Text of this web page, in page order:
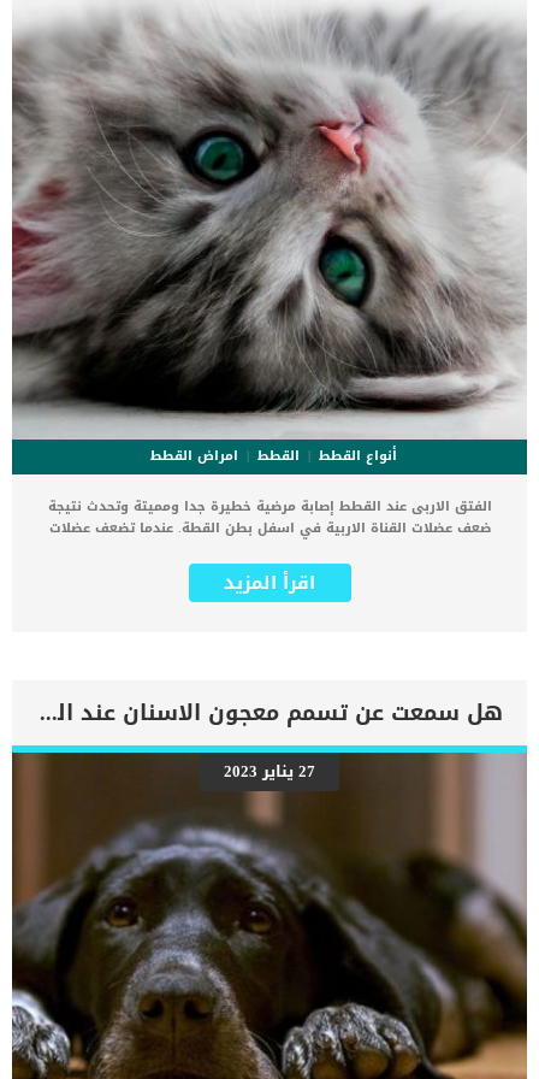
كل حال يجب استشارة الأطباء بشأن الخضروات الواجب تقديمها إلى
الكلاب لتغذيتها وحمايتها من الأمراض في نفس الوقت. اقرأ أيضا:
الأطعمة المفيدة للكلاب الأرز والنشويات تعتبر النشويات مثل الأرز […]
أنواع القطط القطط
امراض القطط
الفتق الاربى عند القطط إصابة مرضية خطيرة جدا ومميتة وتحدث نتيجة
ضعف عضلات القناة الاربية في اسفل بطن القطة. عندما تضعف عضلات
تتسبب فى خروج الاعضاء منها. اقرأ ايضا:خطورة الفتاق عند القطط وعلاجه
اذا تم العثور على مادة عضوية بارزة من العضلات ، يشار إلى هذا باسم
وقد يؤدى بها الى الوفاة اذا لم يتم التعامل الفورى معه. عندما تظهر
على قطتك اى تغيرات فى شكل البطن, تورم او نتوءات او تغيرات في
سلوك الأكل والنشاط فلا تتردد بالتوجه الى العيادة البيطرية لإيجاد
المشكلة وعلاجها. اجراءات علاج الفتاق الأربى عند القطط للتأكد من إصابة
القطة بالفتق الأربى يجب القيام ببعض الفحوصات اهمها المنظار
الفحوصات الى تمييز شدة الفتق وهل هو فتق اربى ام خراج. يتم عمل
الأشعة السينية لتحديد العضو المصاب و المنحصر فى فتحة الفتق الاربى
من جسم القطة. كما […]
اقرأ المزيد
هل سمعت عن تسمم معجون الاسنان عند الكلاب ؟
27 يناير 2023